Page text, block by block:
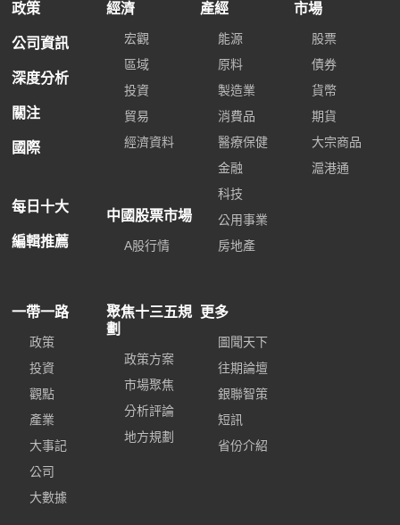
政策
公司資訊
深度分析
關注
國際
每日十大
編輯推薦
經濟
宏觀
區域
投資
貿易
經濟資料
中國股票市場
A股行情
產經
能源
原料
製造業
消費品
醫療保健
金融
科技
公用事業
房地產
市場
股票
債券
貨幣
期貨
大宗商品
滬港通
一帶一路
政策
投資
觀點
產業
大事記
公司
大數據
聚焦十三五規
劃
政策方案
市場聚焦
分析評論
地方規劃
更多
圖聞天下
往期論壇
銀聯智策
短訊
省份介紹